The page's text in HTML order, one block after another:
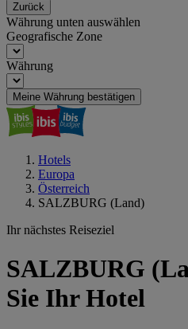
Zurück
Währung unten auswählen
Geografische Zone
Währung
Meine Währung bestätigen
Hotels
Europa
Österreich
SALZBURG (Land)
Ihr nächstes Reiseziel
SALZBURG
Sie Ihr Hotel